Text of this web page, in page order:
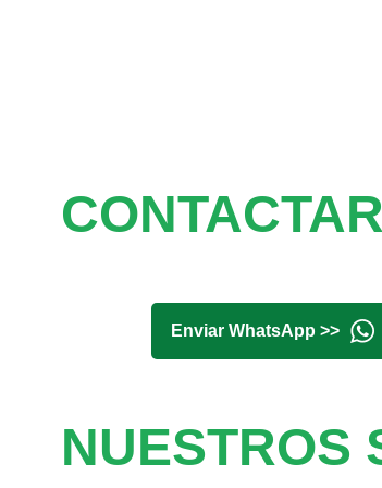
Enviar WhatsApp >>
NUESTROS